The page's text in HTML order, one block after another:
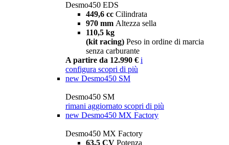
Desmo450 EDS
449,6 cc Cilindrata
970 mm Altezza sella
110,5 kg
(kit racing) Peso in ordine di marcia
senza carburante
A partire da 12.990 € i
configura scopri di più
new Desmo450 SM
Desmo450 SM
rimani aggiornato scopri di più
new Desmo450 MX Factory
Desmo450 MX Factory
63,5 CV Potenza